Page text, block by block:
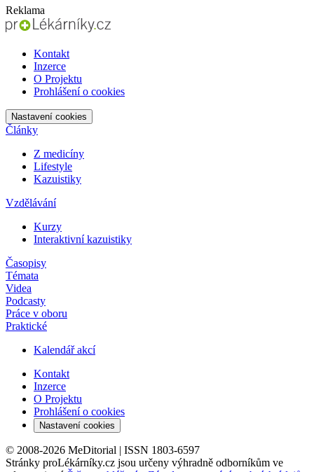
Reklama
Kontakt
Inzerce
O Projektu
Prohlášení o cookies
Nastavení cookies
Články
Z medicíny
Lifestyle
Kazuistiky
Vzdělávání
Kurzy
Interaktivní kazuistiky
Časopisy
Témata
Videa
Podcasty
Práce v oboru
Praktické
Kalendář akcí
Kontakt
Inzerce
O Projektu
Prohlášení o cookies
Nastavení cookies
© 2008-2026 MeDitorial | ISSN 1803-6597
Stránky proLékárníky.cz jsou určeny výhradně odborníkům ve